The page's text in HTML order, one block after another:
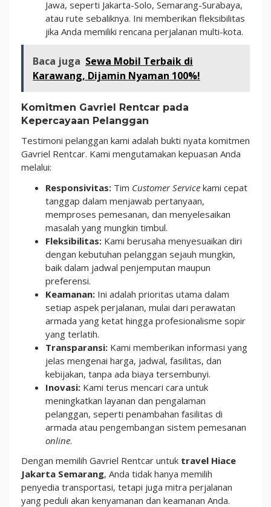
Jawa, seperti Jakarta-Solo, Semarang-Surabaya,
atau rute sebaliknya. Ini memberikan fleksibilitas
jika Anda memiliki rencana perjalanan multi-kota.
Baca juga Sewa Mobil Terbaik di
Karawang, Dijamin Nyaman 100%!
Komitmen Gavriel Rentcar pada
Kepercayaan Pelanggan
Testimoni pelanggan kami adalah bukti nyata komitmen
Gavriel Rentcar. Kami mengutamakan kepuasan Anda
melalui:
Responsivitas: Tim Customer Service kami cepat
tanggap dalam menjawab pertanyaan,
memproses pemesanan, dan menyelesaikan
masalah yang mungkin timbul.
Fleksibilitas: Kami berusaha menyesuaikan diri
dengan kebutuhan pelanggan sejauh mungkin,
baik dalam jadwal penjemputan maupun
preferensi.
Keamanan: Ini adalah prioritas utama dalam
setiap aspek perjalanan, mulai dari perawatan
armada yang ketat hingga profesionalisme sopir
yang terlatih.
Transparansi: Kami memberikan informasi yang
jelas mengenai harga, jadwal, fasilitas, dan
kebijakan, tanpa ada biaya tersembunyi.
Inovasi: Kami terus mencari cara untuk
meningkatkan layanan dan pengalaman
pelanggan, seperti penambahan fasilitas di
armada atau pengembangan sistem pemesanan
online.
Dengan memilih Gavriel Rentcar untuk travel Hiace
Jakarta Semarang, Anda tidak hanya memilih
penyedia transportasi, tetapi juga mitra perjalanan
yang peduli akan kenyamanan dan keamanan Anda.